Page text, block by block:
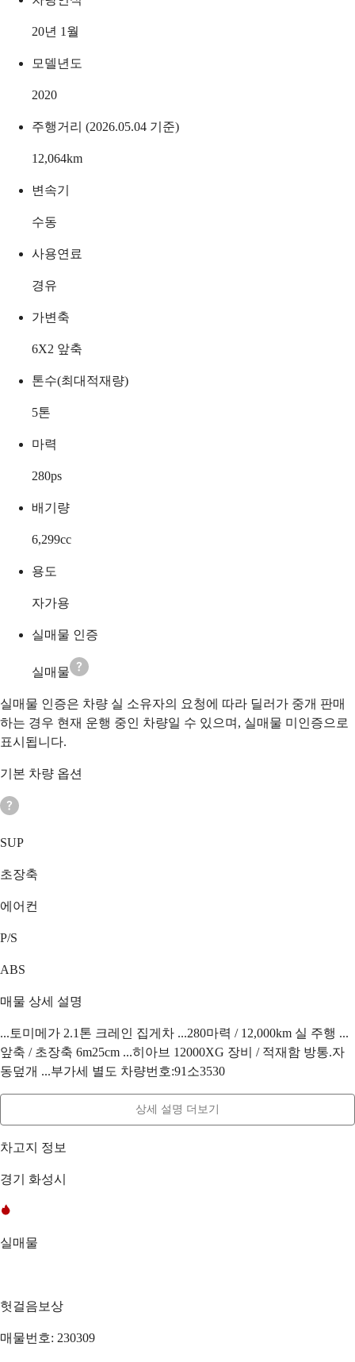
20년 1월
모델년도
2020
주행거리 (2026.05.04 기준)
12,064km
변속기
수동
사용연료
경유
가변축
6X2 앞축
톤수(최대적재량)
5톤
마력
280ps
배기량
6,299cc
용도
자가용
실매물 인증
실매물
실매물 인증은 차량 실 소유자의 요청에 따라 딜러가 중개 판매
하는 경우 현재 운행 중인 차량일 수 있으며, 실매물 미인증으로
표시됩니다.
기본 차량 옵션
SUP
초장축
에어컨
P/S
ABS
매물 상세 설명
...토미메가 2.1톤 크레인 집게차 ...280마력 / 12,000km 실 주행 ...
앞축 / 초장축 6m25cm ...히아브 12000XG 장비 / 적재함 방통.자
동덮개 ...부가세 별도 차량번호:91소3530
상세 설명 더보기
차고지 정보
경기 화성시
실매물
헛걸음보상
매물번호: 230309